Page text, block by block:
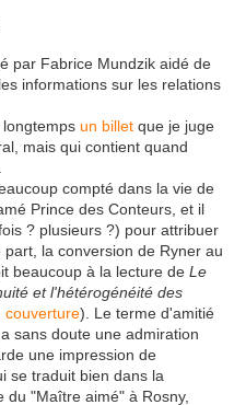
par Fabrice Mundzik aidé de
informations sur les relations
un billet que je juge
mais qui contient quand
compté dans la vie de
Prince des Conteurs, et il
? plusieurs ?) pour attribuer
la conversion de Ryner au
beaucoup à la lecture de Le
et l'hétérogénéité des
couverture). Le terme d'amitié
sans doute une admiration
une impression de
se traduit bien dans la
"Maître aimé" à Rosny,